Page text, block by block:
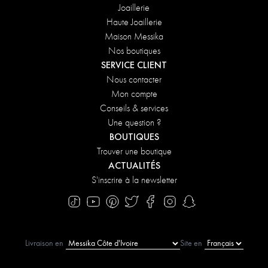
Joaillerie
Haute Joaillerie
Maison Messika
Nos boutiques
SERVICE CLIENT
Nous contacter
Mon compte
Conseils & services
Une question ?
BOUTIQUES
Trouver une boutique
ACTUALITÉS
S'inscrire à la newsletter
Livraison en Site en